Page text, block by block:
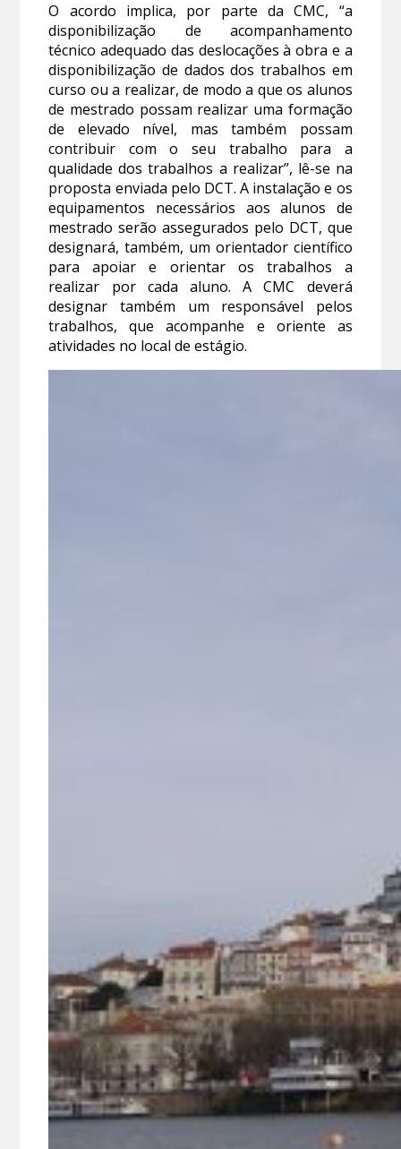
O acordo implica, por parte da CMC, “a
disponibilização de acompanhamento
técnico adequado das deslocações à obra e a
disponibilização de dados dos trabalhos em
curso ou a realizar, de modo a que os alunos
de mestrado possam realizar uma formação
de elevado nível, mas também possam
contribuir com o seu trabalho para a
qualidade dos trabalhos a realizar”, lê-se na
proposta enviada pelo DCT. A instalação e os
equipamentos necessários aos alunos de
mestrado serão assegurados pelo DCT, que
designará, também, um orientador científico
para apoiar e orientar os trabalhos a
realizar por cada aluno. A CMC deverá
designar também um responsável pelos
trabalhos, que acompanhe e oriente as
atividades no local de estágio.